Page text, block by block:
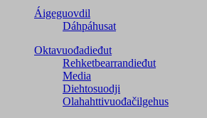
Áigeguovdil
Dáhpáhusat
Oktavuođadieđut
Rehketbearrandieđut
Media
Diehtosuodji
Olahahttivuođačilgehus